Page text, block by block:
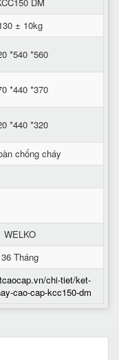
± 10kg
*540 *560
*440 *370
*440 *320
chống cháy
WELKO
36 Tháng
chi-tiet/ket-
cao-cap-kcc150-dm